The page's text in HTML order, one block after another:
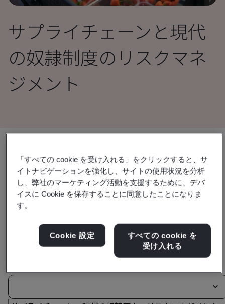
サプライチェーンと現代
の奴隷制度のリスクマネ
ジメント
当社の包括的なサービスを検索する
「すべての cookie を受け入れる」をクリックすると、サ
イトナビゲーションを強化し、サイトの使用状況を分析
し、弊社のマーケティング活動を支援するために、デバ
イスに Cookie を保存することに同意したことになりま
す。
Cookie 設定
すべての cookie を
受け入れる